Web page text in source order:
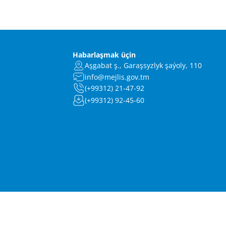
Habarlaşmak üçin
Aşgabat ş., Garaşsyzlyk şaýoly, 110
info@mejlis.gov.tm
(+99312) 21-47-92
(+99312) 92-45-60